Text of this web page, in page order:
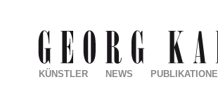
KÜNSTLER NEWS